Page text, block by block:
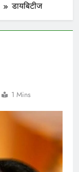
डायबिटीज
1 Mins